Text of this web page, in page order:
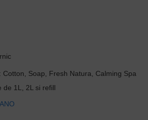
Cotton, Soap, Fresh Natura, Calming Spa
de 1L, 2L si refill